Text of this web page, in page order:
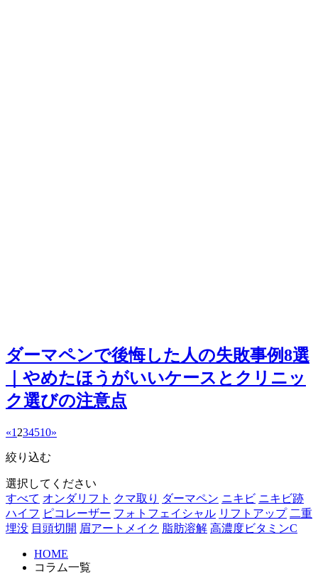
ダーマペンで後悔した人の失敗事例8選
｜やめたほうがいいケースとクリニッ
ク選びの注意点
«1 234510»
絞り込む
選択してください
すべて オンダリフト クマ取り ダーマペン ニキビ ニキビ跡
ハイフ ピコレーザー フォトフェイシャル リフトアップ 二重
埋没 目頭切開 眉アートメイク 脂肪溶解 高濃度ビタミンC
HOME
コラム一覧